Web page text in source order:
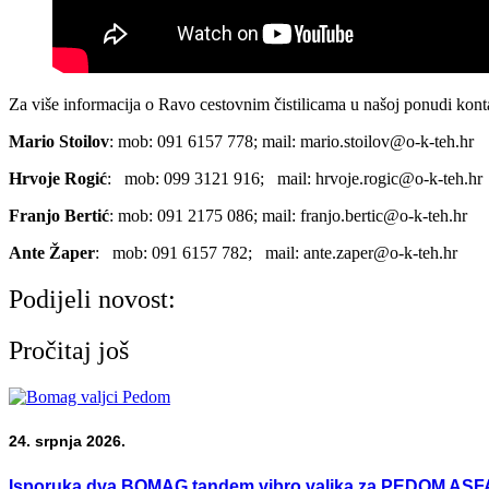
Za više informacija o Ravo cestovnim čistilicama u našoj ponudi
Mario Stoilov: mob: 091 6157 778; mail: mario.stoilov@o-k-teh.hr
Hrvoje Rogić: mob: 099 3121 916; mail: hrvoje.rogic@o-k-teh.hr
Franjo Bertić: mob: 091 2175 086; mail: franjo.bertic@o-k-teh.hr
Ante Žaper: mob: 091 6157 782; mail: ante.zaper@o-k-teh.hr
Podijeli novost:
Pročitaj još
24. srpnja 2026.